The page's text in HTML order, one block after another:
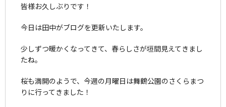
皆様お久しぶりです！
今日は田中がブログを更新いたします。
少しずつ暖かくなってきて、春らしさが垣間見えてきまし
たね。
桜も満開のようで、今週の月曜日は舞鶴公園のさくらまつ
りに行ってきました！